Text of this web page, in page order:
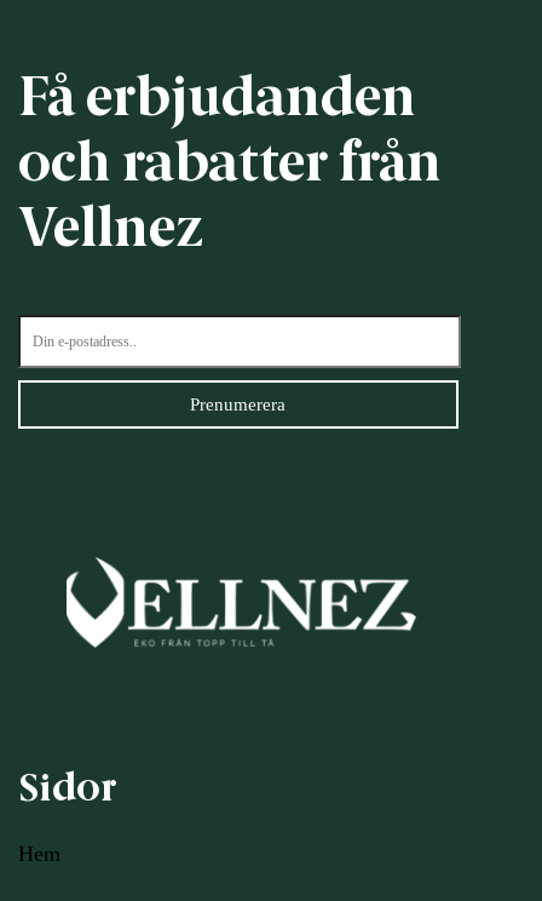
Få erbjudanden
och rabatter från
Vellnez
Sidor
Hem